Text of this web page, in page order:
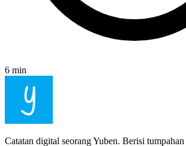
6 min
Catatan digital seorang Yuben. Berisi